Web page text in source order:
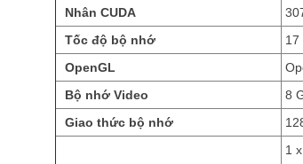
Nhân CUDA
Tốc độ bộ nhớ
17
OpenGL
Bộ nhớ Video
8
Giao thức bộ nhớ
1